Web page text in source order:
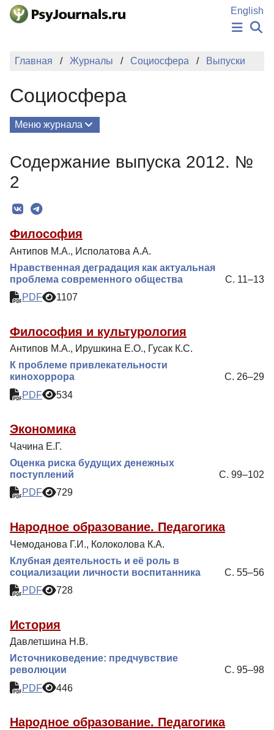
Перейти к основному содержанию
English
НОВОСТИ
ПОДАТЬ РУКОПИСЬ
КЛЮЧЕВЫЕ СЛОВА
Главная Журналы Социосфера Выпуски
Социосфера
Меню журнала
О Журнале
Редколлегия
Для авторов
Рубрики
Контакты
Содержание выпуска 2012. №
2
Философия
Антипов М.А., Исполатова А.А.
Нравственная деградация как актуальная
проблема современного общества
С. 11–13
PDF
1107
Философия и культурология
Антипов М.А., Ирушкина Е.О., Гусак К.С.
К проблеме привлекательности
кинохоррора
С. 26–29
PDF
534
Экономика
Чачина Е.Г.
Оценка риска будущих денежных
поступлений
С. 99–102
PDF
729
Народное образование. Педагогика
Чемоданова Г.И., Колоколова К.А.
Клубная деятельность и её роль в
социализации личности воспитанника
С. 55–56
PDF
728
История
Давлетшина Н.В.
Источниковедение: предчувствие
революции
С. 95–98
PDF
446
Народное образование. Педагогика